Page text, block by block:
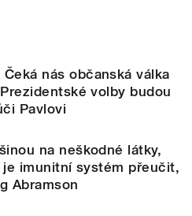
nás občanská válka
volby budou
Pavlovi
na neškodné látky,
imunitní systém přeučit,
Abramson